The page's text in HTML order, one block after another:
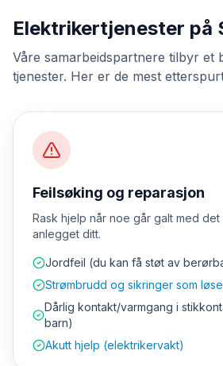
Elektrikertjenester på
Våre samarbeidspartnere tilbyr et
tjenester. Her er de mest
Feilsøking og reparasjon
Rask hjelp når noe går galt med
anlegget ditt.
Jordfeil (du kan få støt av
Strømbrudd og sikringer som
Dårlig kontakt/varmgang i
barn)
Akutt hjelp (elektrikervakt)